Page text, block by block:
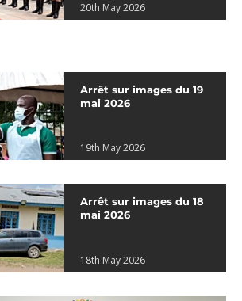
20th May 2026
Arrêt sur images du 19
mai 2026
19th May 2026
Arrêt sur images du 18
mai 2026
18th May 2026